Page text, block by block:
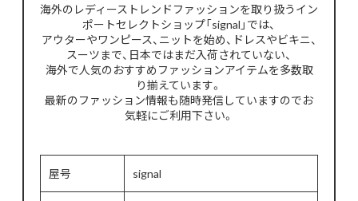
海外のレディーストレンドファッションを取り扱うイン
ポートセレクトショップ「signal」では、
アウターやワンピース、ニットを始め、ドレスやビキニ、
スーツまで、日本ではまだ入荷されていない、
海外で人気のおすすめファッションアイテムを多数取
り揃えています。
最新のファッション情報も随時発信していますのでお
気軽にご利用下さい。
屋号 signal